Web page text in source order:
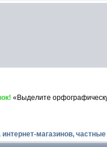
«Выделите
интернет-магазинов,